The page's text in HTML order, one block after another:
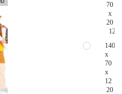
70
x
20
140
x
70
x
12
20